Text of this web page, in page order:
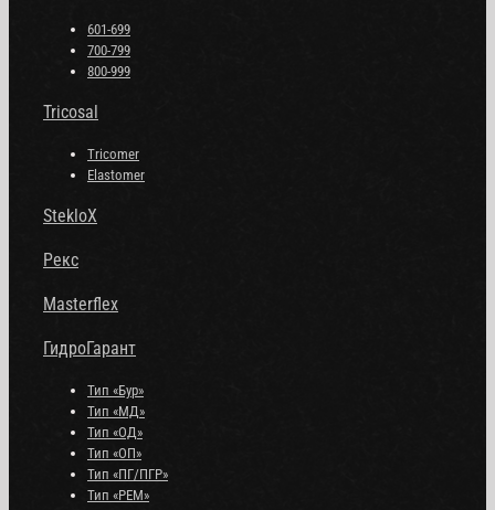
601-699
700-799
800-999
Tricosal
Tricomer
Elastomer
StekloX
Рекс
Masterflex
ГидроГарант
Тип «Бур»
Тип «МД»
Тип «ОД»
Тип «ОП»
Тип «ПГ/ПГР»
Тип «РЕМ»